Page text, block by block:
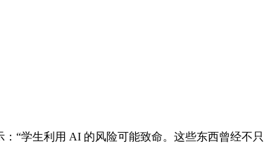
“学生利用 AI 的风险可能致命。这些东西曾经不只